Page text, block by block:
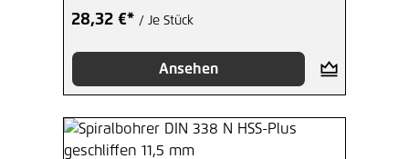
28,32 €* / Je Stück
Ansehen